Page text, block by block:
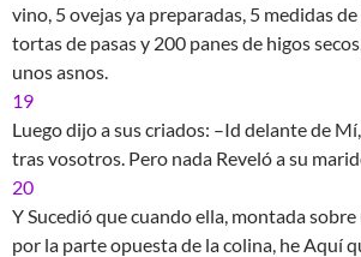
vino, 5 ovejas ya preparadas, 5 medidas
tortas de pasas y 200 panes de higos
unos asnos.
19
Luego dijo a sus criados: –Id delante de
tras vosotros. Pero nada Reveló a su
20
Y Sucedió que cuando ella, montada
por la parte opuesta de la colina, he Aquí